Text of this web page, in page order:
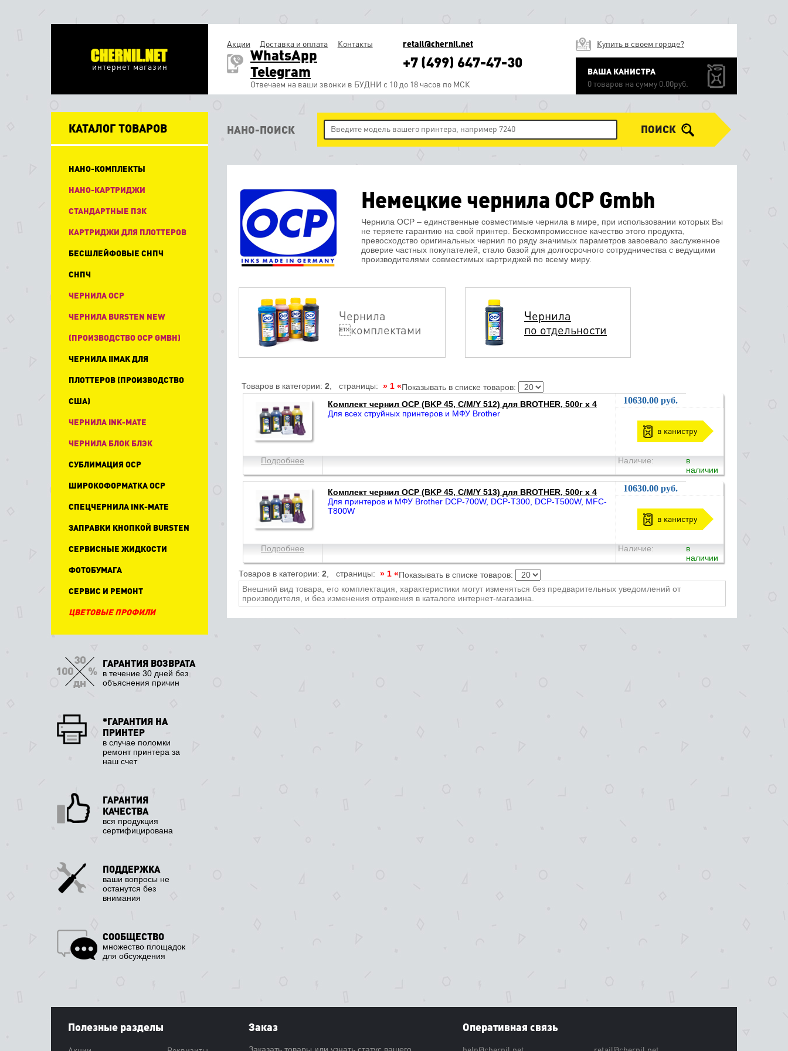
интернет магазин
Акции Доставка и оплата Контакты
WhatsApp
Telegram
retail@chernil.net
+7 (499) 647-47-30
Отвечаем на ваши звонки в БУДНИ с 10 до 18 часов по МСК
Купить в своем городе?
ВАША КАНИСТРА
0 товаров на сумму 0.00руб.
НАНО-ПОИСК ПОИСК
Немецкие чернила OCP Gmbh
Чернила OCP – единственные совместимые чернила в мире, при использовании которых Вы
не теряете гарантию на свой принтер. Бескомпромиссное качество этого продукта,
превосходство оригинальных чернил по ряду значимых параметров завоевало заслуженное
доверие частных покупателей, стало базой для долгосрочного сотрудничества с ведущими
производителями совместимых картриджей по всему миру.
Чернила
комплектами
Чернила
по отдельности
Товаров в категории: 2 , страницы: » 1 «Показывать в списке товаров:
Комплект чернил OCP (BKP 45, С/M/Y 512) для BROTHER, 500г x 4
Для всех струйных принтеров и МФУ Brother
10630.00 руб.
в канистру
Подробнее Наличие:
в
наличии
Комплект чернил OCP (BKP 45, С/M/Y 513) для BROTHER, 500г x 4
Для принтеров и МФУ Brother DCP-700W, DCP-T300, DCP-T500W, MFC-
T800W
10630.00 руб.
в канистру
Подробнее Наличие:
в
наличии
Товаров в категории: 2 , страницы: » 1 «Показывать в списке товаров:
Внешний вид товара, его комплектация, характеристики могут изменяться без предварительных уведомлений от
производителя, и без изменения отражения в каталоге интернет-магазина.
КАТАЛОГ ТОВАРОВ
НАНО-КОМПЛЕКТЫ
НАНО-КАРТРИДЖИ
СТАНДАРТНЫЕ ПЗК
КАРТРИДЖИ ДЛЯ ПЛОТТЕРОВ
БЕСШЛЕЙФОВЫЕ СНПЧ
СНПЧ
ЧЕРНИЛА OCP
ЧЕРНИЛА BURSTEN NEW
(ПРОИЗВОДСТВО OCP GMBH)
ЧЕРНИЛА IIMAK ДЛЯ
ПЛОТТЕРОВ (ПРОИЗВОДСТВО
США)
ЧЕРНИЛА INK-MATE
ЧЕРНИЛА БЛОК БЛЭК
СУБЛИМАЦИЯ OCP
ШИРОКОФОРМАТКА OCP
СПЕЦЧЕРНИЛА INK-MATE
ЗАПРАВКИ КНОПКОЙ BURSTEN
СЕРВИСНЫЕ ЖИДКОСТИ
ФОТОБУМАГА
СЕРВИС И РЕМОНТ
ЦВЕТОВЫЕ ПРОФИЛИ
ГАРАНТИЯ ВОЗВРАТА
в течение 30 дней без
объяснения причин
*ГАРАНТИЯ НА
ПРИНТЕР
в случае поломки
ремонт принтера за
наш счет
ГАРАНТИЯ
КАЧЕСТВА
вся продукция
сертифицирована
ПОДДЕРЖКА
ваши вопросы не
останутся без
внимания
СООБЩЕСТВО
множество площадок
для обсуждения
Полезные разделы Заказ Оперативная связь